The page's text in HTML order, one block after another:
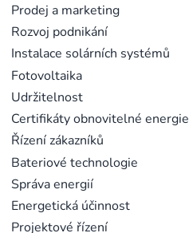
Prodej a marketing
Rozvoj podnikání
Instalace solárních systémů
Fotovoltaika
Udržitelnost
Certifikáty obnovitelné energie
Řízení zákazníků
Bateriové technologie
Správa energií
Energetická účinnost
Projektové řízení